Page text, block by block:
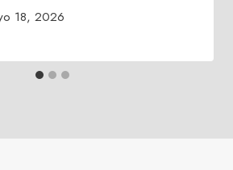
18, 2026